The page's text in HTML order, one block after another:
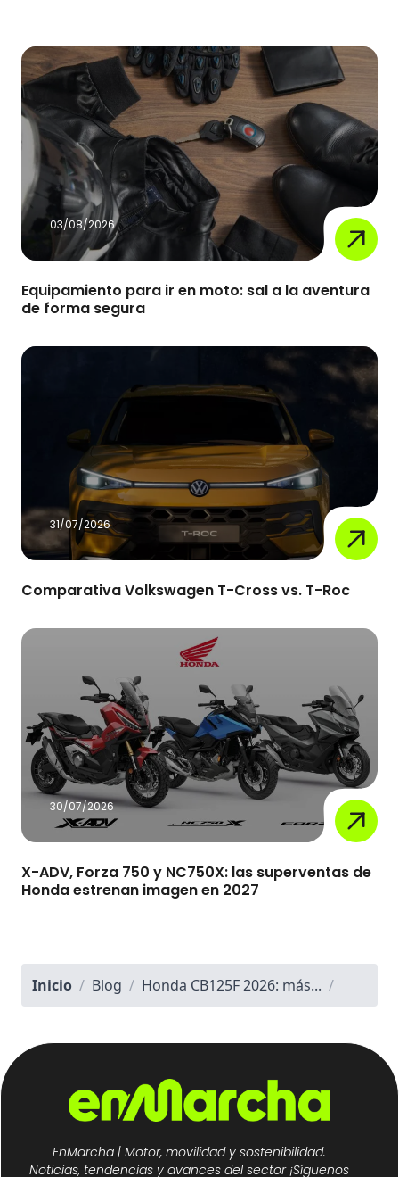
03/08/2026
Equipamiento para ir en moto: sal a la aventura
de forma segura
31/07/2026
Comparativa Volkswagen T-Cross vs. T-Roc
30/07/2026
X-ADV, Forza 750 y NC750X: las superventas de
Honda estrenan imagen en 2027
Inicio / Blog / Honda CB125F 2026: más... /
EnMarcha | Motor, movilidad y sostenibilidad.
Noticias, tendencias y avances del sector ¡Síguenos